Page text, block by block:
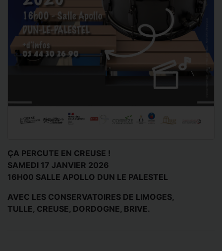
ÇA PERCUTE EN CREUSE !
SAMEDI 17 JANVIER 2026
16H00 SALLE APOLLO DUN LE PALESTEL
AVEC LES CONSERVATOIRES DE LIMOGES,
TULLE, CREUSE, DORDOGNE, BRIVE.